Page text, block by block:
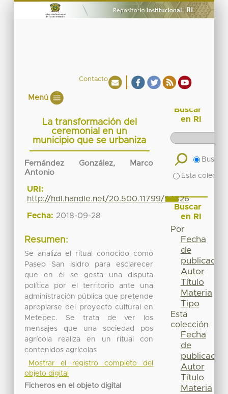
Contacto
Menú
La transformación del
ceremonial en un
municipio que se urbaniza
Fernández González, Marco
Antonio
URI:
http://hdl.handle.net/20.500.11799/94826
Fecha: 2018-09-28
Resumen:
Se analiza el ritual conocido como
Paseo San Isidro para esclarecer
que en él se gesta una disputa
política por el territorio ante una
administración pública que pretende
apropiarse del proyecto cultural en
Metepec. Se trata de ver los
mensajes que una sociedad pos
agrícola realiza en un ritual con
contenidos agrícolas
Mostrar el registro completo del
objeto digital
Ficheros en el objeto digital
Buscar
en RI
Buscar
Esta
Buscar
en RI
Por
Fecha
de
publicación
Autor
Título
Materia
Tipo
Esta
colección
Fecha
de
publicación
Autor
Título
Materia